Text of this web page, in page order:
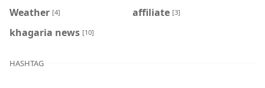
Weather [4] affiliate [3]
khagaria news [10]
HASHTAG